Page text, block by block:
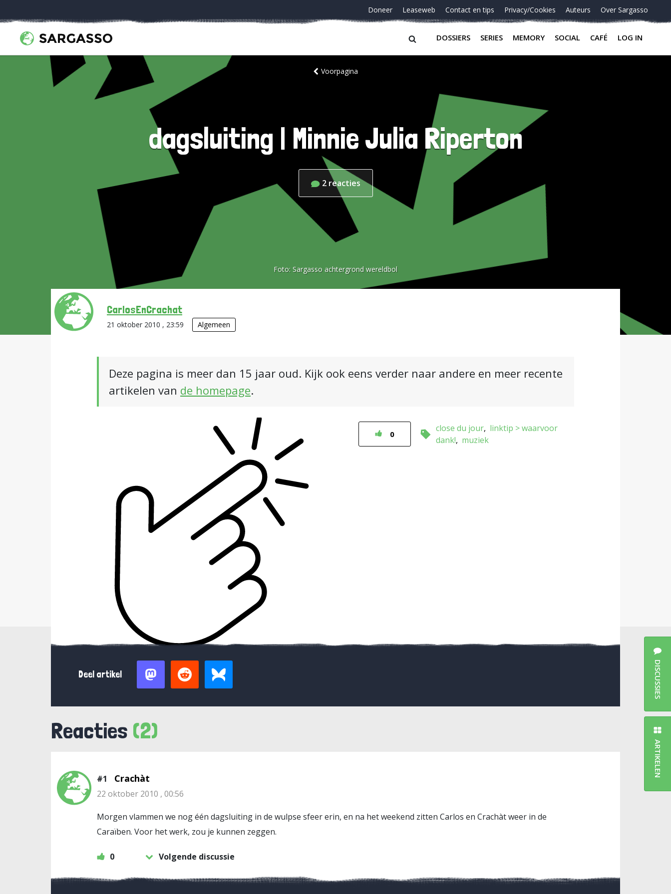
Doneer Leaseweb Contact en tips Privacy/Cookies Auteurs Over Sargasso
DOSSIERS SERIES MEMORY SOCIAL CAFÉ LOG IN
Voorpagina
dagsluiting | Minnie Julia Riperton
2 reacties
Foto: Sargasso achtergrond wereldbol
CarlosEnCrachat
21 oktober 2010 , 23:59 Algemeen
Deze pagina is meer dan 15 jaar oud. Kijk ook eens verder naar andere en meer recente
artikelen van de homepage.
0
close du jour linktip > waarvoor
dank!
muziek
Deel artikel
Reacties (2)
#1 Crachàt
22 oktober 2010 , 00:56
Morgen vlammen we nog één dagsluiting in de wulpse sfeer erin, en na het weekend zitten Carlos en Crachàt weer in de
Caraïben. Voor het werk, zou je kunnen zeggen.
0 Volgende discussie
DISCUSSIES
ARTIKELEN